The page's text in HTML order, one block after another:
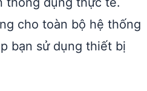
cho toàn bộ hệ thống
bạn sử dụng thiết bị